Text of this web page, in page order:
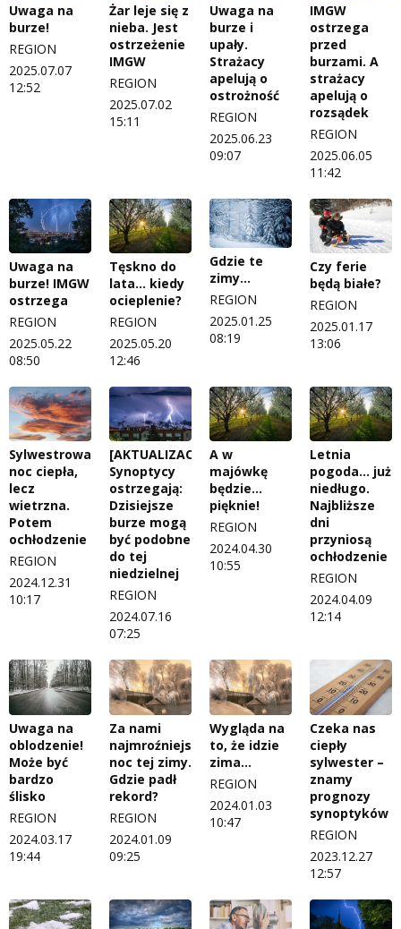
Uwaga na
burze!
REGION
2025.07.07
12:52
Żar leje się z
nieba. Jest
ostrzeżenie
IMGW
REGION
2025.07.02
15:11
Uwaga na
burze i
upały.
Strażacy
apelują o
ostrożność
REGION
2025.06.23
09:07
IMGW
ostrzega
przed
burzami. A
strażacy
apelują o
rozsądek
REGION
2025.06.05
11:42
Uwaga na
burze! IMGW
ostrzega
REGION
2025.05.22
08:50
Tęskno do
lata… kiedy
ocieplenie?
REGION
2025.05.20
12:46
Gdzie te
zimy…
REGION
2025.01.25
08:19
Czy ferie
będą białe?
REGION
2025.01.17
13:06
Sylwestrowa
noc ciepła,
lecz
wietrzna.
Potem
ochłodzenie
REGION
2024.12.31
10:17
[AKTUALIZACJA]
Synoptycy
ostrzegają:
Dzisiejsze
burze mogą
być podobne
do tej
niedzielnej
REGION
2024.07.16
07:25
A w
majówkę
będzie…
pięknie!
REGION
2024.04.30
10:55
Letnia
pogoda… już
niedługo.
Najbliższe
dni
przyniosą
ochłodzenie
REGION
2024.04.09
12:14
Uwaga na
oblodzenie!
Może być
bardzo
ślisko
REGION
2024.03.17
19:44
Za nami
najmroźniejsza
noc tej zimy.
Gdzie padł
rekord?
REGION
2024.01.09
09:25
Wygląda na
to, że idzie
zima…
REGION
2024.01.03
10:47
Czeka nas
ciepły
sylwester –
znamy
prognozy
synoptyków
REGION
2023.12.27
12:57